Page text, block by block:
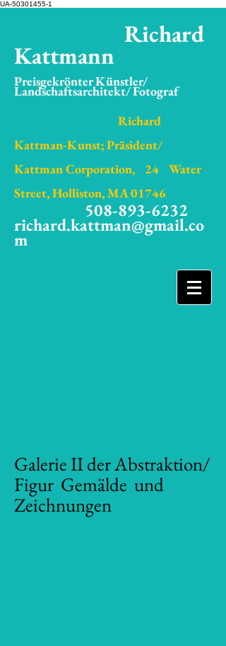
UA-50301455-1
Richard
Kattmann
Preisgekrönter Künstler/
Landschaftsarchitekt/ Fotograf
Richard
Kattman-Kunst; Präsident/
Kattman Corporation,
24
Water
Street, Holliston, MA 01746
508-893-6232
richard.kattman@gmail.co
m
Galerie II der Abstraktion/
Figur Gemälde und
Zeichnungen